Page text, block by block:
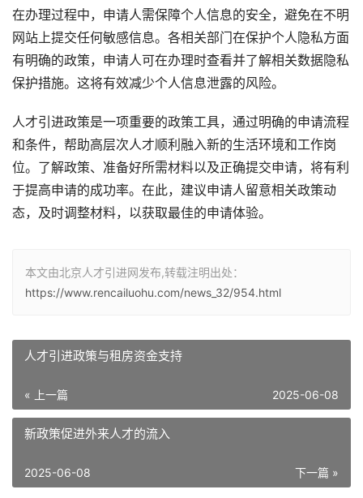
在办理过程中，申请人需保障个人信息的安全，避免在不明
网站上提交任何敏感信息。各相关部门在保护个人隐私方面
有明确的政策，申请人可在办理时查看并了解相关数据隐私
保护措施。这将有效减少个人信息泄露的风险。
人才引进政策是一项重要的政策工具，通过明确的申请流程
和条件，帮助高层次人才顺利融入新的生活环境和工作岗
位。了解政策、准备好所需材料以及正确提交申请，将有利
于提高申请的成功率。在此，建议申请人留意相关政策动
态，及时调整材料，以获取最佳的申请体验。
本文由北京人才引进网发布,转载注明出处：
https://www.rencailuohu.com/news_32/954.html
人才引进政策与租房资金支持
« 上一篇 2025-06-08
新政策促进外来人才的流入
下一篇 »
2025-06-08